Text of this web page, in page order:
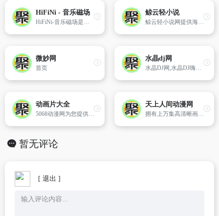
HiFiNi - 音乐磁场
HiFiNi-音乐磁场是一个由音乐爱好者维护的分享平台,也是一个永久免费的海量无损音乐下载网站。在这里，[…]
鲸云轻小说
鲸云轻小说网提供海量原创轻小说,海量免费小说阅读,新人作家提供免费鲸云学院指导,国产轻小说,动漫小说,轻小说TXT下载,轻小说在线阅读,免费小说阅读,二次元小说,异世界小说,恋爱小说,古风轻小说,机战轻小说
微妙网
首页
水晶dj网
水晶DJ网,水晶DJ嗨嗨网,2015新Dj嗨嗨网舞曲,潮的极品车载dj舞曲,劲爆舞曲,免费下载,美女DJ视频,喜欢我们就一起来分享好听的dj音乐吧！舞曲免费下载,全力打造中国大的dj分享网站！
动画片大全
5068动漫网为您提供新的国产动画片,日本动画片,欧美动画片在线观看,以及新全的动漫资讯,好看的动画片,好看的动漫,日本动漫,日本动画片,动漫网,动画片排行榜等,保证让你看过瘾！
天上人间动漫网
拥有上万集高清晰画质的在线动漫,观看完全免费、无须注册、高速播放、更新及时的专业在线动漫网站！
暂无评论
[ 退出 ]